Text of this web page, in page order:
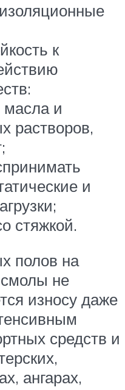
к
масла и
растворов,
и
стяжкой.
полов на
не
износу даже
средств и
ангарах,